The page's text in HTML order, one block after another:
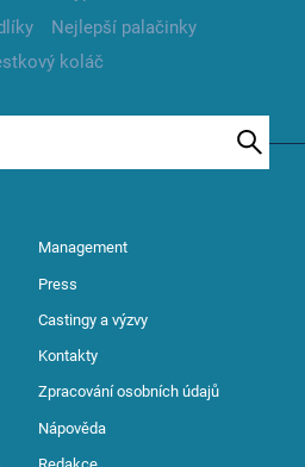
Nejlepší palačinky
koláč
Management
Press
Castingy a výzvy
Kontakty
Zpracování osobních údajů
Nápověda